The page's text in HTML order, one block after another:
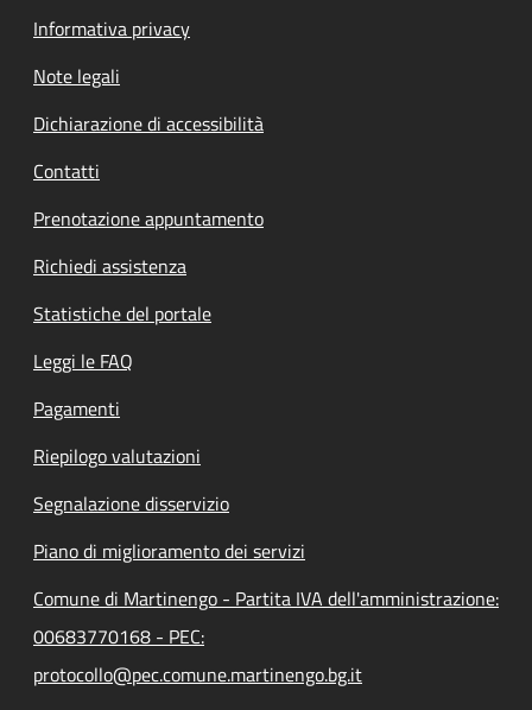
Informativa privacy
Note legali
Dichiarazione di accessibilità
Contatti
Prenotazione appuntamento
Richiedi assistenza
Statistiche del portale
Leggi le FAQ
Pagamenti
Riepilogo valutazioni
Segnalazione disservizio
Piano di miglioramento dei servizi
Comune di Martinengo - Partita IVA dell'amministrazione:
00683770168 - PEC:
protocollo@pec.comune.martinengo.bg.it